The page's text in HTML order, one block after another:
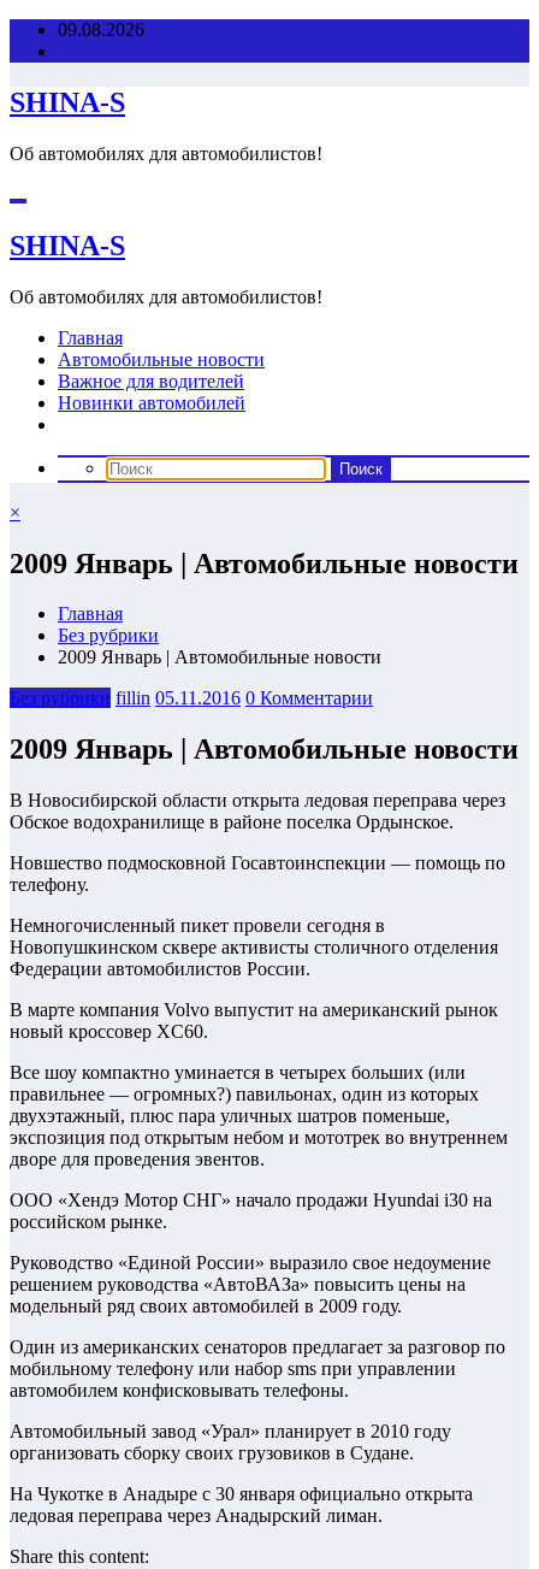
Перейти09.08.2026
SHINA-S
Об автомобилях для автомобилистов!
SHINA-S
Об автомобилях для автомобилистов!
Главная
Автомобильные новости
Важное для водителей
Новинки автомобилей
×
2009 Январь | Автомобильные новости
Главная
Без рубрики
2009 Январь | Автомобильные новости
Без рубрики fillin 05.11.2016 0 Комментарии
2009 Январь | Автомобильные новости
В Новосибирской области открыта ледовая переправа через
Обское водохранилище в районе поселка Ордынское.
Новшество подмосковной Госавтоинспекции — помощь по
телефону.
Немногочисленный пикет провели сегодня в
Новопушкинском сквере активисты столичного отделения
Федерации автомобилистов России.
В марте компания Volvo выпустит на американский рынок
новый кроссовер XC60.
Все шоу компактно уминается в четырех больших (или
правильнее — огромных?) павильонах, один из которых
двухэтажный, плюс пара уличных шатров поменьше,
экспозиция под открытым небом и мототрек во внутреннем
дворе для проведения эвентов.
ООО «Хендэ Мотор СНГ» начало продажи Hyundai i30 на
российском рынке.
Руководство «Единой России» выразило свое недоумение
решением руководства «АвтоВАЗа» повысить цены на
модельный ряд своих автомобилей в 2009 году.
Один из американских сенаторов предлагает за разговор по
мобильному телефону или набор sms при управлении
автомобилем конфисковывать телефоны.
Автомобильный завод «Урал» планирует в 2010 году
организовать сборку своих грузовиков в Судане.
На Чукотке в Анадыре с 30 января официально открыта
ледовая переправа через Анадырский лиман.
Share this content: